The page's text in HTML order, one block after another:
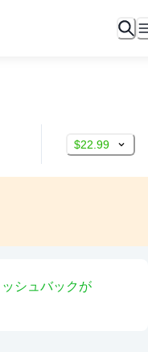
$22.99
シュバックが